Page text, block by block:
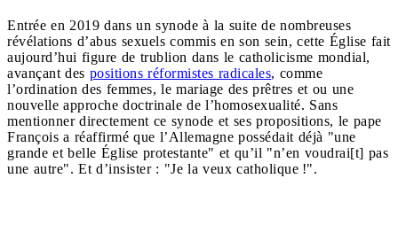
Entrée en 2019 dans un synode à la suite de nombreuses
révélations d’abus sexuels commis en son sein, cette Église fait
aujourd’hui figure de trublion dans le catholicisme mondial,
avançant des positions réformistes radicales, comme
l’ordination des femmes, le mariage des prêtres et ou une
nouvelle approche doctrinale de l’homosexualité. Sans
mentionner directement ce synode et ses propositions, le pape
François a réaffirmé que l’Allemagne possédait déjà "une
grande et belle Église protestante" et qu’il "n’en voudrai[t] pas
une autre". Et d’insister : "Je la veux catholique !".